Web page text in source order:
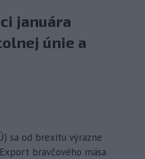
januára
únie a
sa od brexitu výrazne
bravčového mäsa